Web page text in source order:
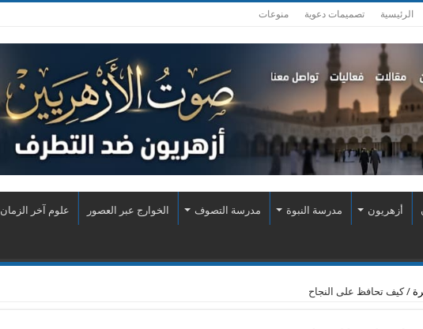
الرئيسية تصميمات دعوية منوعات
أزهريون مدرسة النبوة مدرسة التصوف الخوارج عبر العصور علوم آخر الزمان
/ كيف تحافظ على النجاح